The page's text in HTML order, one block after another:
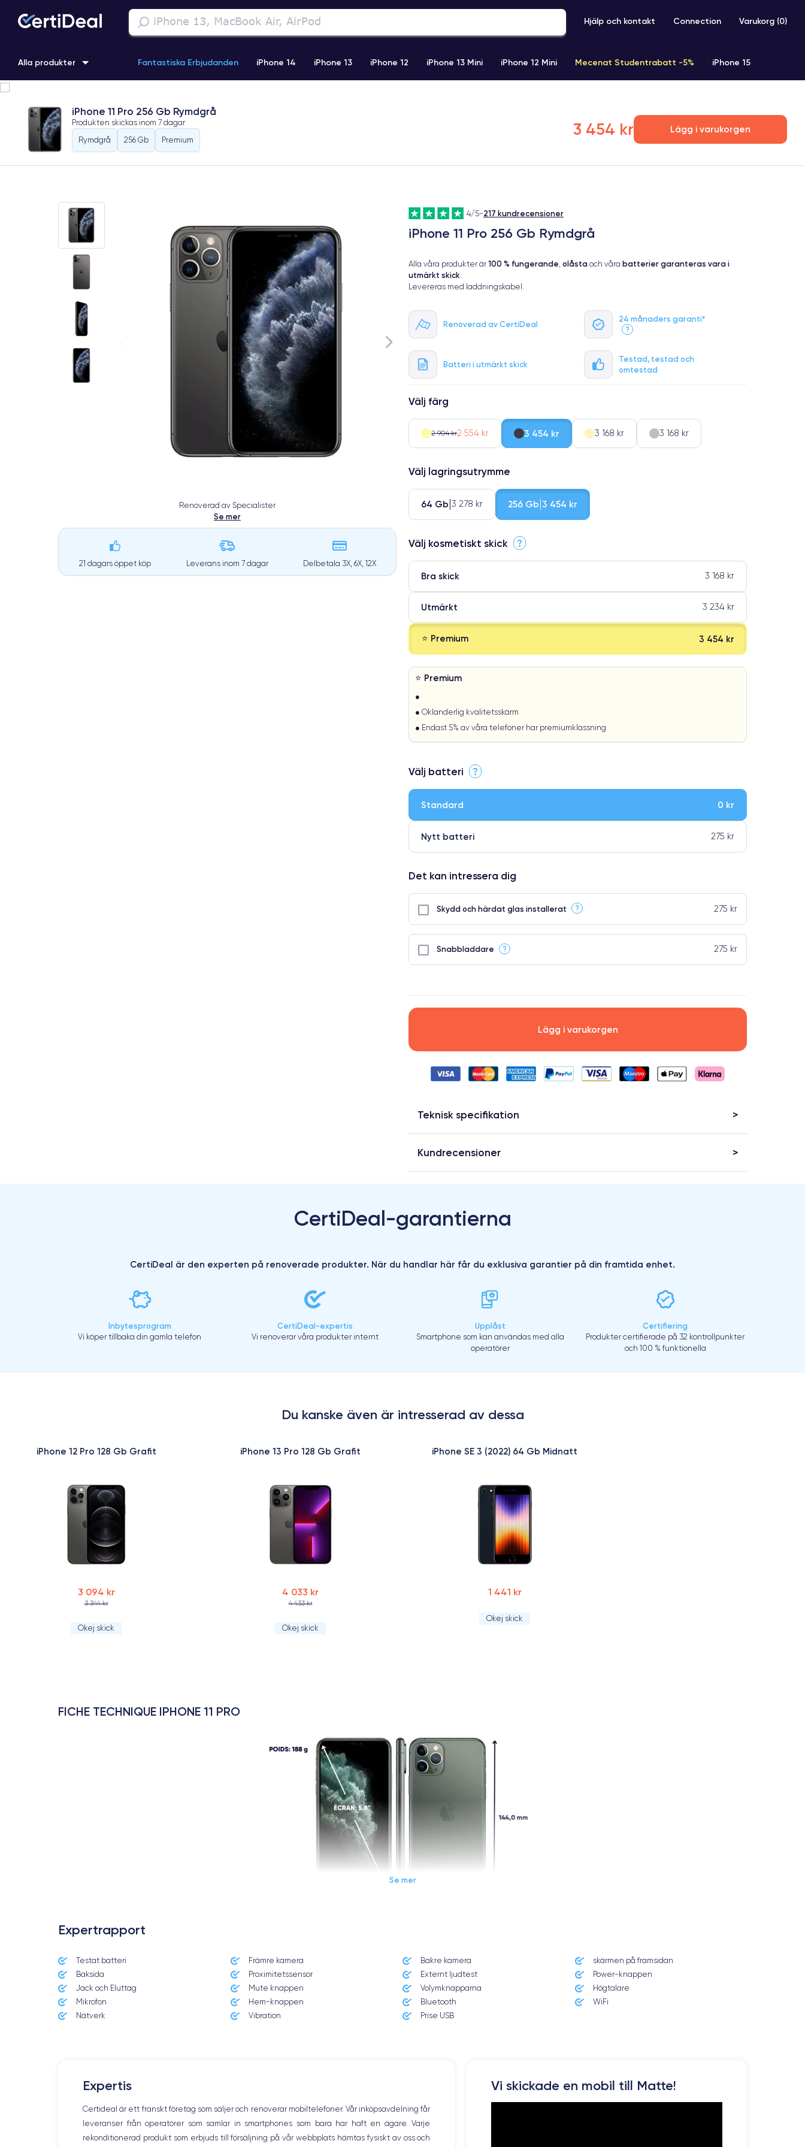
Hjälp och kontakt Connection Varukorg (0)
Alla produkter Fantastiska Erbjudanden iPhone 14 iPhone 13 iPhone 12 iPhone 13 Mini iPhone 12 Mini Mecenat Studentrabatt -5% iPhone 15
iPhone 11 Pro iPhone 15 Pro
iPhone 11 Pro 256 Gb Rymdgrå
Produkten skickas inom 7 dagar
Rymdgrå
256 Gb Premium
3 454 kr Lägg i varukorgen
Renoverad av Specialister
Se mer
21 dagars öppet köp Leverans inom 7 dagar Delbetala 3X, 6X, 12X
4/5-217 kundrecensioner
iPhone 11 Pro 256 Gb Rymdgrå
Alla våra produkter är 100 % fungerande olåsta och våra batterier garanteras vara i
utmärkt skick
Levereras med laddningskabel.
Renoverad av CertiDeal
24 månaders garanti*
?
Batteri i utmärkt skick
Testad, testad och
omtestad
Välj färg
2 904 kr2 554 kr 3 454 kr 3 168 kr 3 168 kr
Välj lagringsutrymme
64 Gb 3 278 kr 256 Gb 3 454 kr
Välj kosmetiskt skick ?
Bra skick 3 168 kr
Utmärkt 3 234 kr
⭐ Premium 3 454 kr
⭐ Premium
●
● Oklanderlig kvalitetsskärm
● Endast 5% av våra telefoner har premiumklassning
Välj batteri ?
Standard 0 kr
Nytt batteri 275 kr
Det kan intressera dig
Skydd och härdat glas installerat ? 275 kr
Snabbladdare ? 275 kr
Lägg i varukorgen
Teknisk specifikation
Kundrecensioner
CertiDeal-garantierna
CertiDeal är den experten på renoverade produkter. När du handlar här får du exklusiva garantier på din framtida enhet.
Inbytesprogram
Vi köper tillbaka din gamla telefon
CertiDeal-expertis
Vi renoverar våra produkter internt
Upplåst
Smartphone som kan användas med alla
operatörer
Certifiering
Produkter certifierade på 32 kontrollpunkter
och 100 % funktionella
Du kanske även är intresserad av dessa
iPhone 12 Pro 128 Gb Grafit
3 094 kr
3 344 kr
Okej skick
iPhone 13 Pro 128 Gb Grafit
4 033 kr
4 433 kr
Okej skick
iPhone SE 3 (2022) 64 Gb Midnatt
1 441 kr
Okej skick
FICHE TECHNIQUE IPHONE 11 PRO
Date de sortie
10/09/2019
Système exploitation
iOS (iOS 13)
Dimensions
144×71,4×8.1 mm
Poids
188 g
Puce A13 Bionic
Nombre de cœurs
6
Se mer
Expertrapport
Testat batteri Främre kamera Bakre kamera
skärmen på framsidan
Baksida
Proximitetssensor Externt ljudtest
Power-knappen
Jack och Eluttag
Mute knappen Volymknapparna
Högtalare
Mikrofon
Hem-knappen Bluetooth
WiFi
Nätverk
Vibration Prise USB
Expertis
Certideal är ett franskt företag som säljer och renoverar mobiltelefoner. Vår inköpsavdelning får
leveranser från operatörer som samlar in smartphones som bara har haft en ägare. Varje
rekonditionerad produkt som erbjuds till försäljning på vår webbplats hämtas fysiskt av oss och
Vi skickade en mobil till Matte!